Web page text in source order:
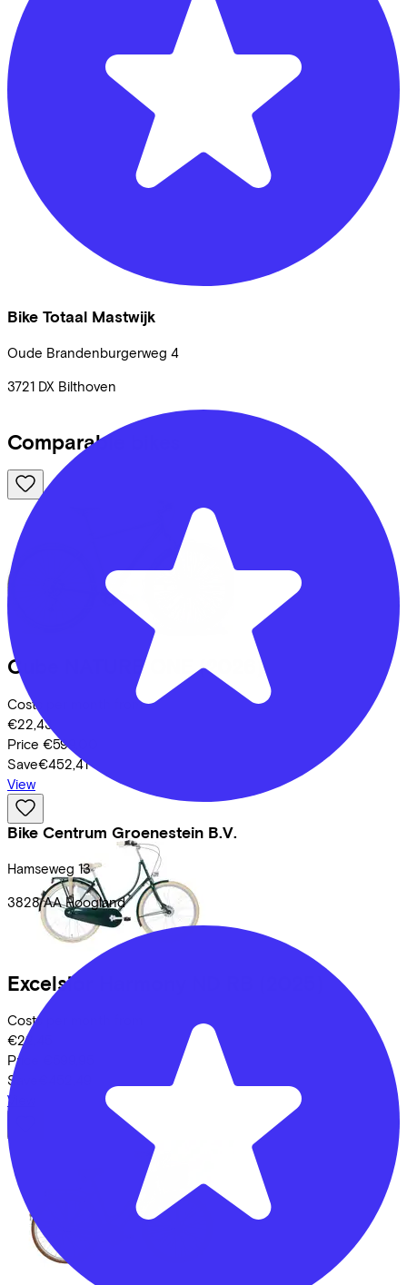
Bike Totaal Mastwijk
Oude Brandenburgerweg 4
3721 DX Bilthoven
Bike Centrum Groenestein B.V.
Hamseweg 13
3828 AA Hoogland
Comparable bikes
Cube NATURE ONE (2026)
Costs per month from
€22,43
Price €599,00
Save€452,41
View
Excelsior
Costs per month from
€22,45
Price
Save
View